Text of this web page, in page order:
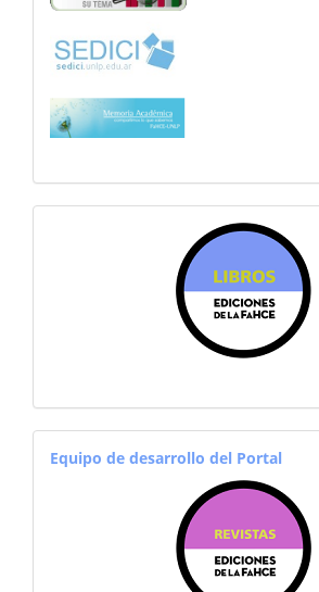
equiporevistas
Equipo de desarrollo del Portal